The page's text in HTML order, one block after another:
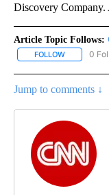
Discovery Company.
Article Topic Follows:
FOLLOW FOLLOW
0
Jump to comments ↓